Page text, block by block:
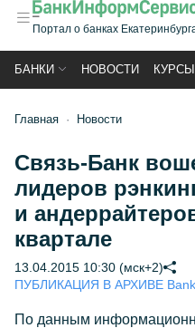
Портал о банках
БАНКИ НОВОСТИ
Главная Новости
Связь-Банк
лидеров
и
квартале
13.04.2015 10:30 (мск+2)
ПУБЛИКАЦИЯ В АРХИВЕ
По данным